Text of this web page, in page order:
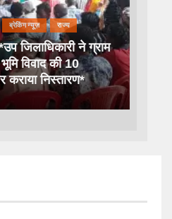
ब्रेकिंग न्यूज़ राज्य
जिलाधिकारी ने ग्राम
विवाद की 10
कराया निस्तारण*